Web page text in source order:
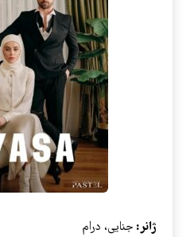
ژانر: جنایی، درام